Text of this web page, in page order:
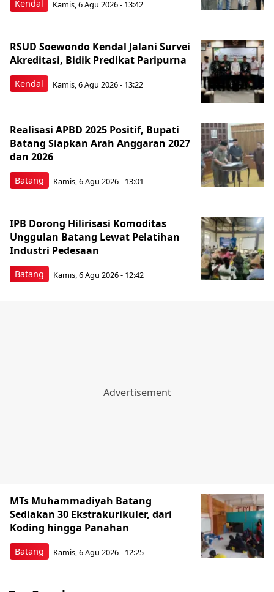
Kendal Kamis, 6 Agu 2026 - 13:42
Kendal
RSUD Soewondo Kendal Jalani Survei
Akreditasi, Bidik Predikat Paripurna
Kamis, 6 Agu 2026 - 13:22
Batang
Realisasi APBD 2025 Positif, Bupati
Batang Siapkan Arah Anggaran 2027
dan 2026
Kamis, 6 Agu 2026 - 13:01
Batang
IPB Dorong Hilirisasi Komoditas
Unggulan Batang Lewat Pelatihan
Industri Pedesaan
Kamis, 6 Agu 2026 - 12:42
Batang
MTs Muhammadiyah Batang
Sediakan 30 Ekstrakurikuler, dari
Koding hingga Panahan
Kamis, 6 Agu 2026 - 12:25